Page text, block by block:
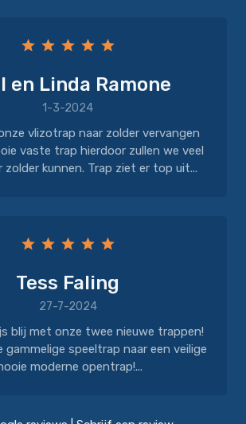
en Linda Ramone
1-3-2024
vlizotrap naar zolder vervangen
vaste trap hierdoor zullen we veel
zolder kunnen. Trap ziet er top uit...
Tess Faling
27-7-2024
blij met onze twee nieuwe trappen!
gammelige speeltrap naar een veilige
moderne opentrap!...